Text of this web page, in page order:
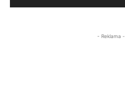
- Reklama -